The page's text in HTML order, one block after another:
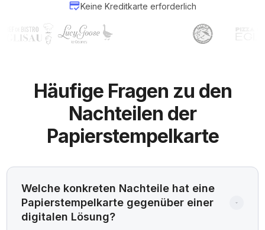
Keine Kreditkarte erforderlich
Häufige Fragen zu den
Nachteilen der
Papierstempelkarte
Welche konkreten Nachteile hat eine
Papierstempelkarte gegenüber einer
digitalen Lösung?